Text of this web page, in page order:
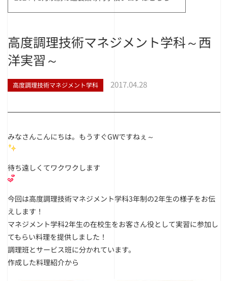
高度調理技術マネジメント学科～西
洋実習～
高度調理技術マネジメント学科 2017.04.28
みなさんこんにちは。もうすぐGWですねぇ～
待ち遠しくてワクワクします
今回は高度調理技術マネジメント学科3年制の2年生の様子をお伝
えします！
マネジメント学科2年生の在校生をお客さん役として実習に参加し
てもらい料理を提供しました！
調理班とサービス班に分かれています。
作成した料理紹介から